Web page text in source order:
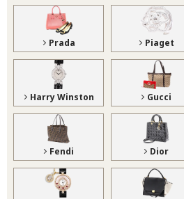
Prada Piaget
Harry Winston Gucci
Fendi Dior